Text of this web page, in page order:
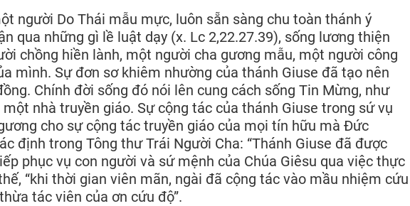
người Do Thái mẫu mực, luôn sẵn sàng chu toàn thánh ý
qua những gì lề luật dạy (x. Lc 2,22.27.39), sống lương thiện
chồng hiền lành, một người cha gương mẫu, một người công
mình. Sự đơn sơ khiêm nhường của thánh Giuse đã tạo nên
Chính đời sống đó nói lên cung cách sống Tin Mừng, như
nhà truyền giáo. Sự cộng tác của thánh Giuse trong sứ vụ
cho sự cộng tác truyền giáo của mọi tín hữu mà Đức
định trong Tông thư Trái Người Cha: “Thánh Giuse đã được
phục vụ con người và sứ mệnh của Chúa Giêsu qua việc thực
“khi thời gian viên mãn, ngài đã cộng tác vào mầu nhiệm cứu
tác viên của ơn cứu độ”.